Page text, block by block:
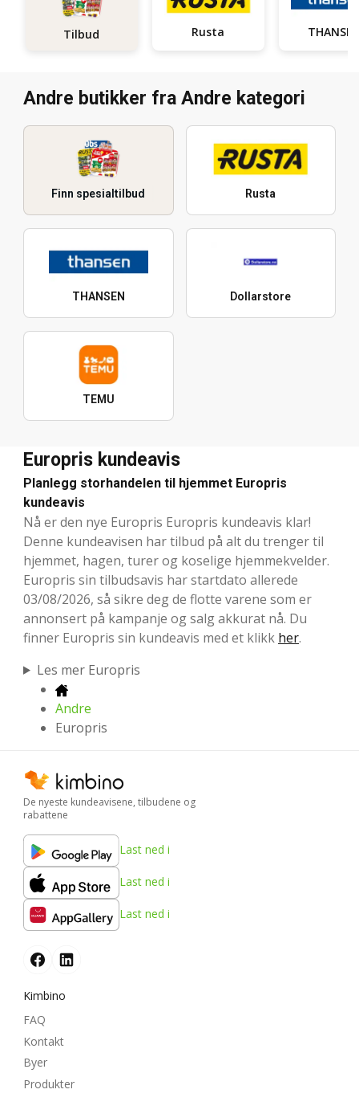
Tilbud Rusta
Andre butikker fra Andre kategori
Finn spesialtilbud Rusta
THANSEN Dollarstore
TEMU
Europris kundeavis
Planlegg storhandelen til hjemmet Europris
kundeavis
Nå er den nye Europris Europris kundeavis klar!
Denne kundeavisen har tilbud på alt du trenger til
hjemmet, hagen, turer og koselige hjemmekvelder.
Europris sin tilbudsavis har startdato allerede
03/08/2026, så sikre deg de flotte varene som er
annonsert på kampanje og salg akkurat nå. Du
finner Europris sin kundeavis med et klikk her.
Les mer Europris
Andre
Europris
De nyeste kundeavisene, tilbudene og
rabattene
Last ned i
Last ned i
Last ned i
Kimbino
FAQ
Kontakt
Byer
Produkter